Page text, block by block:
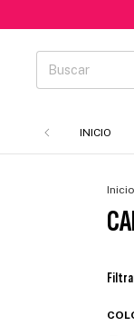
INICIO
Inicio